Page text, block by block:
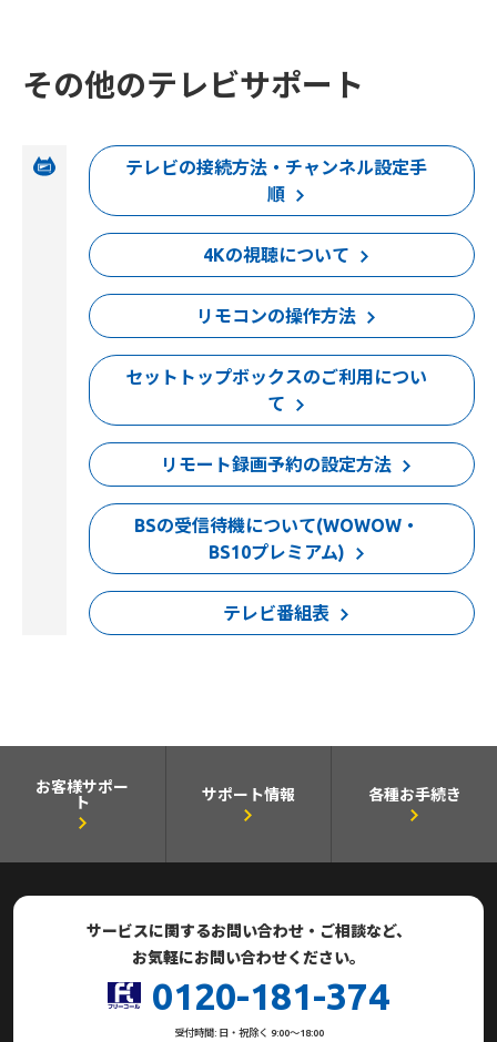
その他のテレビサポート
テレビの接続方法・チャンネル設定手
順
4Kの視聴について
リモコンの操作方法
セットトップボックスのご利用につい
て
リモート録画予約の設定方法
BSの受信待機について(WOWOW・
BS10プレミアム)
テレビ番組表
お客様サポー
ト
サポート情報 各種お手続き
サービスに関するお問い合わせ・ご相談など、
お気軽にお問い合わせください。
0120-181-374
受付時間: 日・祝除く 9:00～18:00